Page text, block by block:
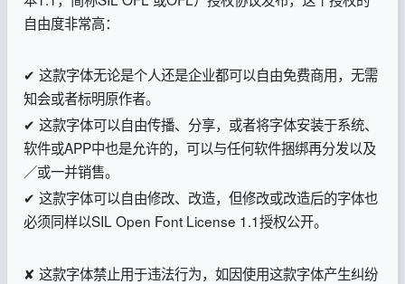
自由度非常高：
✔ 这款字体无论是个人还是企业都可以自由免费商用，无需
知会或者标明原作者。
✔ 这款字体可以自由传播、分享，或者将字体安装于系统、
软件或APP中也是允许的，可以与任何软件捆绑再分发以及
／或一并销售。
✔ 这款字体可以自由修改、改造，但修改或改造后的字体也
必须同样以SIL Open Font License 1.1授权公开。
✘ 这款字体禁止用于违法行为，如因使用这款字体产生纠纷